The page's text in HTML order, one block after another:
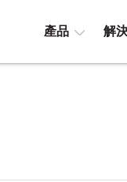
產品 解